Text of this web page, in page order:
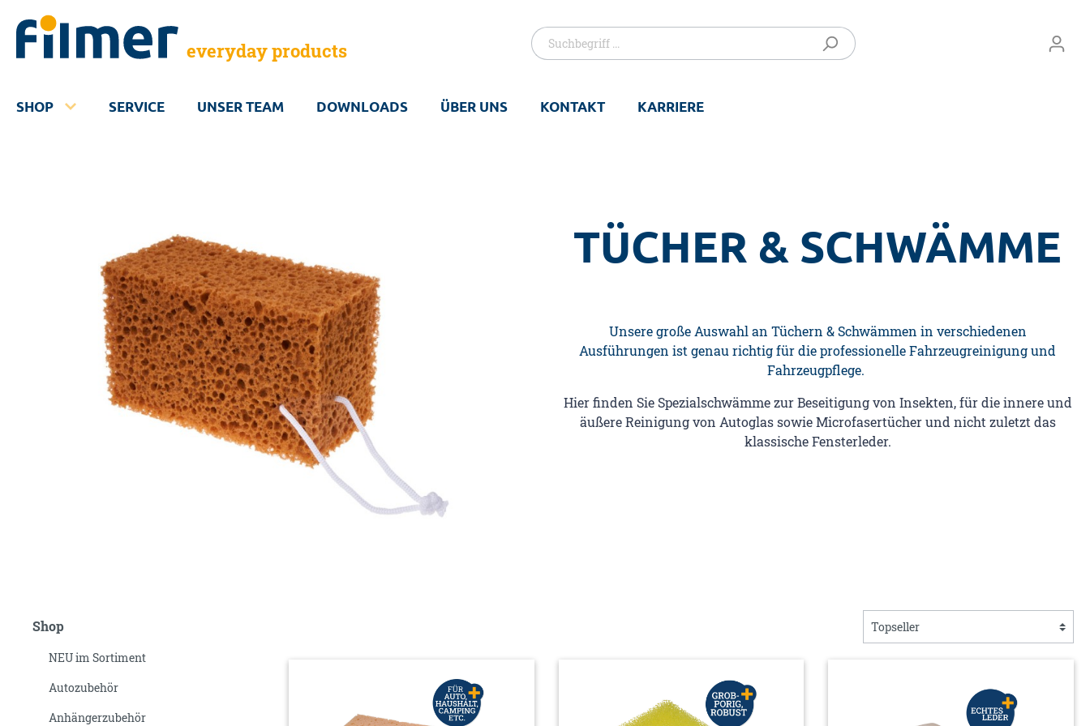
everyday products
SHOP SERVICE UNSER TEAM DOWNLOADS ÜBER UNS KONTAKT KARRIERE
TÜCHER & SCHWÄMME
Unsere große Auswahl an Tüchern & Schwämmen in verschiedenen
Ausführungen ist genau richtigfür die professionelle Fahrzeugreinigung und
Fahrzeugpflege.
Hier finden Sie Spezialschwämme zur Beseitigung von Insekten, für die innere und
äußere Reinigung von Autoglas sowie Microfasertücher und nicht zuletzt das
klassische Fensterleder.
Shop
NEU im Sortiment
Autozubehör
Anhängerzubehör